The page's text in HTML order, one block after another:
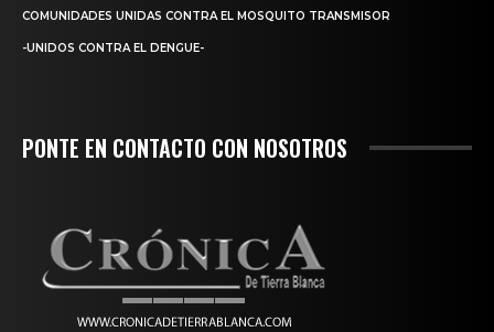
COMUNIDADES UNIDAS CONTRA EL MOSQUITO TRANSMISOR
-UNIDOS CONTRA EL DENGUE-
PONTE EN CONTACTO CON NOSOTROS